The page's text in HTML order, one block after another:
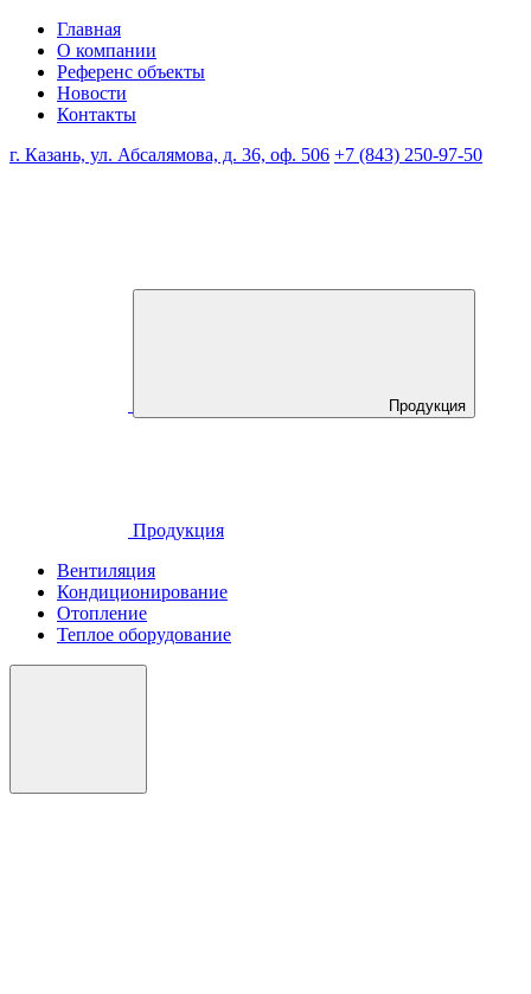
Главная
О компании
Референс объекты
Новости
Контакты
г. Казань, ул. Абсалямова, д. 36, оф. 506 +7 (843) 250-97-50
Продукция
Продукция
Вентиляция
Кондиционирование
Отопление
Теплое оборудование